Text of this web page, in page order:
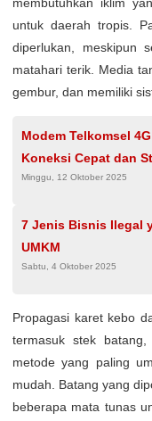
untuk daerah tropis.
diperlukan, meskipun
matahari terik. Media
gembur, dan memiliki
Modem Telkomsel
Koneksi Cepat dan
Minggu, 12 Oktober 2025
7 Jenis Bisnis Ilegal
UMKM
Sabtu, 4 Oktober 2025
Propagasi karet kebo
termasuk stek
metode yang paling
mudah. Batang yang
beberapa mata tunas